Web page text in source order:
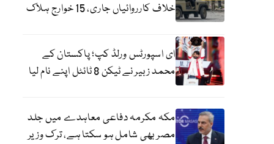
خلاف کارروائیاں جاری، 15 خوارج ہلاک
ای اسپورٹس ورلڈ کپ؛ پاکستان کے
محمد زبیر نے ٹیکن 8 ٹائٹل اپنے نام لیا
مکہ مکرمہ دفاعی معاہدے میں جلد
مصر بھی شامل ہو سکتا ہے، ترک وزیر